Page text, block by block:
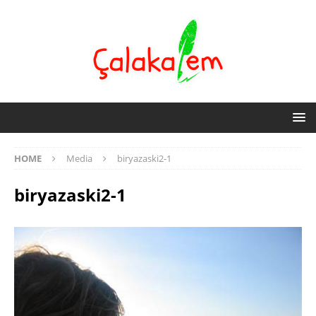
HOME Media biryazaski2-1
biryazaski2-1